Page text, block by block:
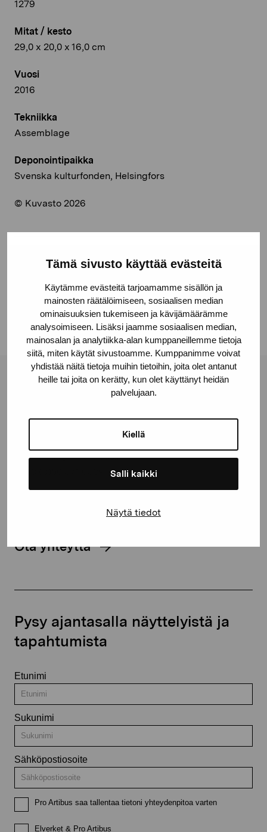
Tämä sivusto käyttää evästeitä
Käytämme evästeitä tarjoamamme sisällön ja
mainosten räätälöimiseen, sosiaalisen median
ominaisuuksien tukemiseen ja kävijämäärämme
analysoimiseen. Lisäksi jaamme sosiaalisen median,
mainosalan ja analytiikka-alan kumppaneillemme tietoja
siitä, miten käytät sivustoamme. Kumppanimme voivat
yhdistää näitä tietoja muihin tietoihin, joita olet antanut
heille tai joita on kerätty, kun olet käyttänyt heidän
palvelujaan.
Kiellä
Salli kaikki
Näytä tiedot
1279
Mitat / kesto
29,0 x 20,0 x 16,0 cm
Vuosi
2016
Tekniikka
Assemblage
Deponointipaikka
Svenska kulturfonden, Helsingfors
© Kuvasto 2026
Facebook
Linkedin
Pro Artibus -säätiö
proartibus@proartibus.fi
Ota yhteyttä
Pysy ajantasalla näyttelyistä ja
tapahtumista
Etunimi
Sukunimi
Sähköpostiosoite
Pro Artibus saa tallentaa tietoni yhteydenpitoa varten
Elverket & Pro Artibus